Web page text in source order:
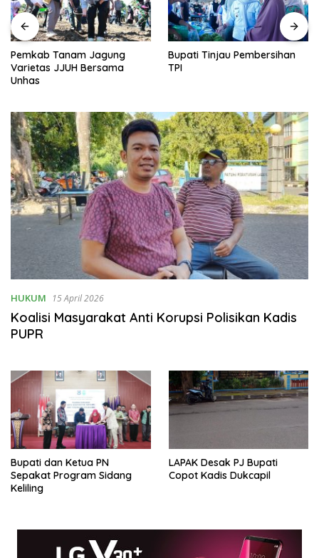
Pemkab Tanam Jagung
Varietas JJUH Bersama
Unhas
Bupati Tinjau Pembersihan
TPI
HUKUM 15 April 2026
Koalisi Masyarakat Anti Korupsi Polisikan Kadis
PUPR
Bupati dan Ketua PN
Sepakat Program Sidang
Keliling
LAPAK Desak PJ Bupati
Copot Kadis Dukcapil